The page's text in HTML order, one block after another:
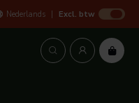
Nederlands Excl. btw